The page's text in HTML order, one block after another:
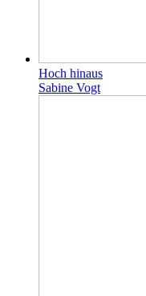
Hoch hinaus
Sabine Vogt